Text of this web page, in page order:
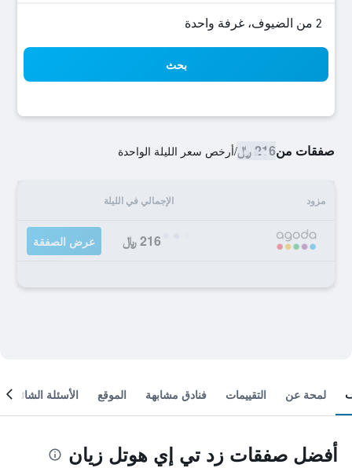
2 من الضيوف، غرفة واحدة
بحث
صفقات من216 ﷼ /أرخص سعر الليلة الواحدة
مزود الإجمالي في الليلة
216 ﷼ عرض الصفقة
لمحة عن التقييمات فنادق مشابهة الموقع الأسئلة الشائعة
أفضل صفقات زد تي إي هوتل زيان